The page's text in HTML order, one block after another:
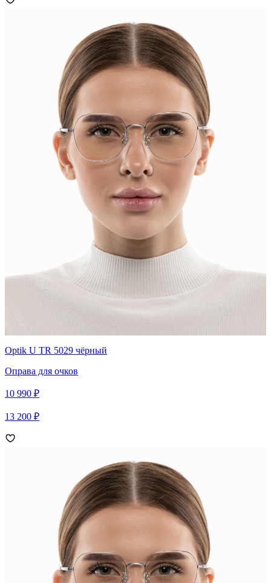
Optik U TR 5029 чёрный
Оправа для очков
10 990 ₽
13 200 ₽